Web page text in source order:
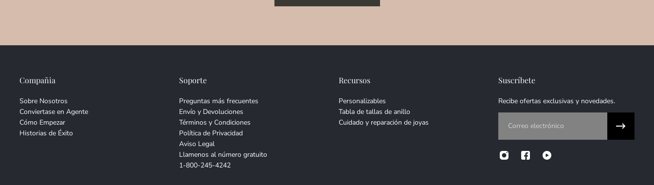
Compañia
Sobre Nosotros
Conviertase en Agente
Cómo Empezar
Historias de Éxito
Soporte
Preguntas más frecuentes
Envío y Devoluciones
Términos y Condiciones
Política de Privacidad
Aviso Legal
Llamenos al número gratuito
1-800-245-4242
Recursos
Personalizables
Tabla de tallas de anillo
Cuidado y reparación de joyas
Suscríbete
Recibe ofertas exclusivas y novedades.